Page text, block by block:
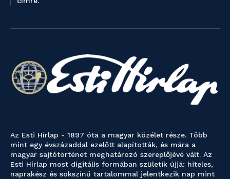
Az Esti Hírlap - 1897 óta a magyar közélet része. Több
mint egy évszázaddal ezelőtt alapították, és mára a
magyar sajtótörténet meghatározó szereplőjévé vált. Az
Esti Hírlap most digitális formában születik újjá: hiteles,
naprakész és sokszínű tartalommal jelentkezik nap mint